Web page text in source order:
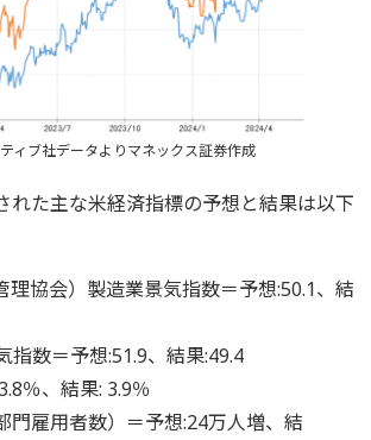
ィブ社データよりマネックス証券作成
れた主な米経済指標の予想と結果は以下
理協会）製造業景気指数＝予想:50.1、結
指数＝予想:51.9、結果:49.4
％、結果: 3.9％
門雇用者数）＝予想:24万人増、結